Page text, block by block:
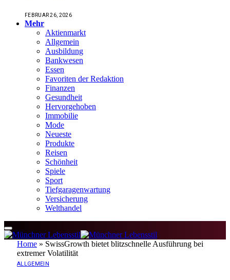
FEBRUAR 26, 2026
Mehr
Aktienmarkt
Allgemein
Ausbildung
Bankwesen
Essen
Favoriten der Redaktion
Finanzen
Gesundheit
Hervorgehoben
Immobilie
Mode
Neueste
Produkte
Reisen
Schönheit
Spiele
Sport
Tiefgaragenwartung
Versicherung
Welthandel
Home » SwissGrowth bietet blitzschnelle Ausführung bei
extremer Volatilität
ALLGEMEIN